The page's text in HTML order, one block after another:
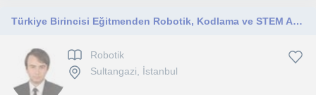
Türkiye Birincisi Eğitmenden Robotik, Kodlama ve STEM Atölyeleri
Robotik
Sultangazi, İstanbul